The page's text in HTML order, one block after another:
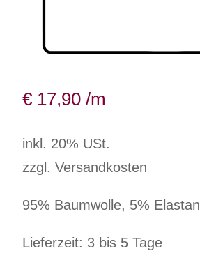
€ 17,90 /m
inkl. 20% USt.
zzgl. Versandkosten
95% Baumwolle, 5% Elastan
Lieferzeit: 3 bis 5 Tage